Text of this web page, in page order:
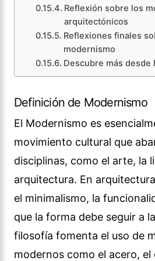
Reflexión sobre los
arquitectónicos
Reflexiones finales
modernismo
Descubre más desde
Definición de Modernismo
El Modernismo es
movimiento cultural que
disciplinas, como el arte, la
arquitectura. En
el minimalismo, la
que la forma debe seguir a
filosofía fomenta el uso de
modernos como el acero, el